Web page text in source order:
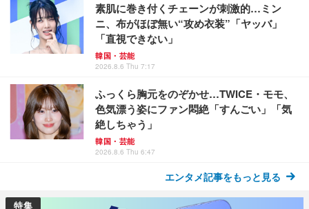
特集
素肌に巻き付くチェーンが刺激的…ミン
ニ、布がほぼ無い“攻め衣装”「ヤッバ」
「直視できない」
韓国・芸能
2026.8.6 Thu 7:17
ふっくら胸元をのぞかせ…TWICE・モモ、
色気漂う姿にファン悶絶「すんごい」「気
絶しちゃう」
韓国・芸能
2026.8.6 Thu 6:47
エンタメ記事をもっと見る